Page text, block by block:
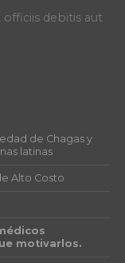
debitis aut
de Chagas y
latinas
Alto Costo
motivarlos.